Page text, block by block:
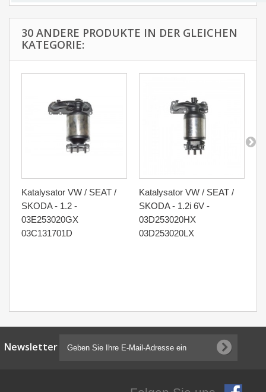
30 ANDERE PRODUKTE IN DER GLEICHEN
KATEGORIE:
Katalysator VW / SEAT /
SKODA - 1.2 -
03E253020GX
03C131701D
Katalysator VW / SEAT /
SKODA - 1.2i 6V -
03D253020HX
03D253020LX
Newsletter